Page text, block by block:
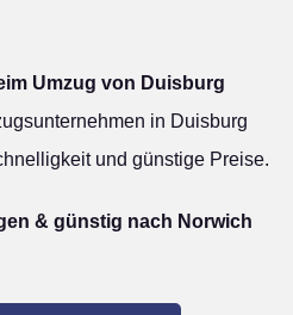
Umzug von Duisburg
in Duisburg
und günstige Preise.
& günstig nach Norwich